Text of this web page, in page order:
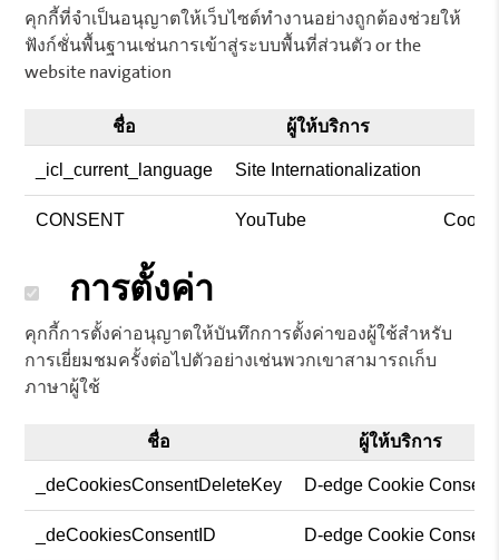
คุกกี้ที่จำเป็นอนุญาตให้เว็บไซต์ทำงานอย่างถูกต้องช่วยให้
ฟังก์ชั่นพื้นฐานเช่นการเข้าสู่ระบบพื้นที่ส่วนตัว or the
website navigation
ชื่อ ผู้ให้บริการ
_icl_current_language Site Internationalization
CONSENT YouTube
การตั้งค่า
คุกกี้การตั้งค่าอนุญาตให้บันทึกการตั้งค่าของผู้ใช้สำหรับ
การเยี่ยมชมครั้งต่อไปตัวอย่างเช่นพวกเขาสามารถเก็บ
ภาษาผู้ใช้
ชื่อ ผู้ให้บริการ
_deCookiesConsentDeleteKey D-edge Cookie Consent
_deCookiesConsentID D-edge Cookie Consent